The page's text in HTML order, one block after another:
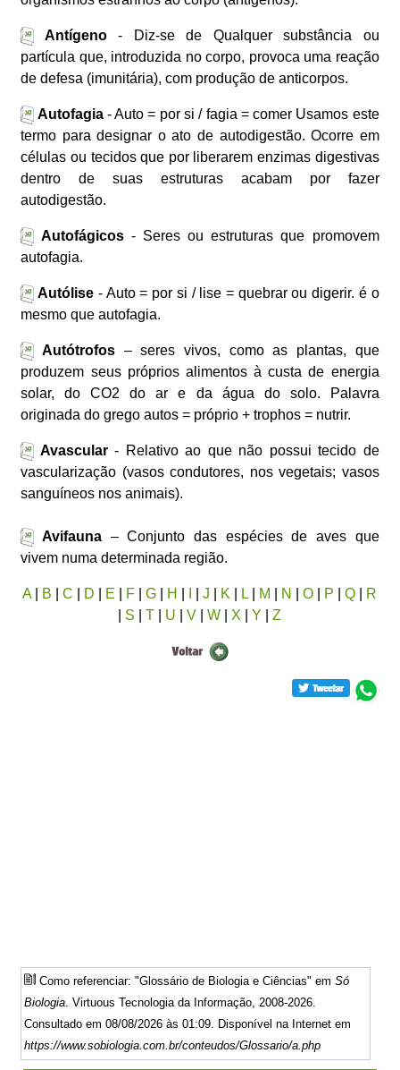
Antígeno- Diz-se de Qualquer substância ou
partícula que, introduzida no corpo, provoca uma reação
de defesa (imunitária), com produção de anticorpos.
Autofagia- Auto = por si / fagia = comer Usamos este
termo para designar o ato de autodigestão. Ocorre em
células ou tecidos que por liberarem enzimas digestivas
dentro de suas estruturas acabam por fazer
autodigestão.
Autofágicos- Seres ou estruturas que promovem
autofagia.
Autólise - Auto = por si / lise = quebrar ou digerir. é o
mesmo que autofagia.
Autótrofos – seres vivos, como as plantas, que
produzem seus próprios alimentos à custa de energia
solar, do CO2 do ar e da água do solo. Palavra
originada do grego autos = próprio + trophos = nutrir.
Avascular- Relativo ao que não possui tecido de
vascularização (vasos condutores, nos vegetais; vasos
sanguíneos nos animais).
Avifauna – Conjunto das espécies de aves que
vivem numa determinada região.
A| B |C D E F |G H |J K L M N |O P |Q
R
S |T U |V |W X |Y |Z
Como referenciar: "Glossário de Biologia e Ciências" emSó
Biologia. Virtuous Tecnologia da Informação, 2008-2026.
Consultado em 08/08/2026 às 01:09. Disponível na Internet em
https://www.sobiologia.com.br/conteudos/Glossario/a.php